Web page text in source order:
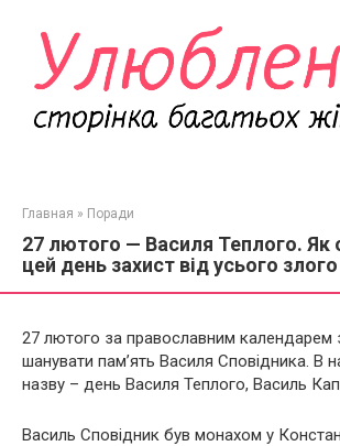
контенту
Главная » Поради
27 лютого — Василя Теплого. Як
цей день захист від усього злого
27 лютого за православним календарем
шанувати пам’ять Василя Сповідника. В
назву – день Василя Теплого, Василь
Василь Сповідник був монахом у